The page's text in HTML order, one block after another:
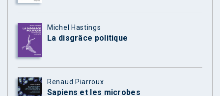
Michel Hastings
La disgrâce politique
Renaud Piarroux
Sapiens et les microbes